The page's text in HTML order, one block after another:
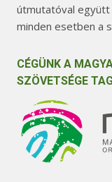
útmutatóval együtt
minden esetben a
CÉGÜNK A
SZÖVETSÉGE